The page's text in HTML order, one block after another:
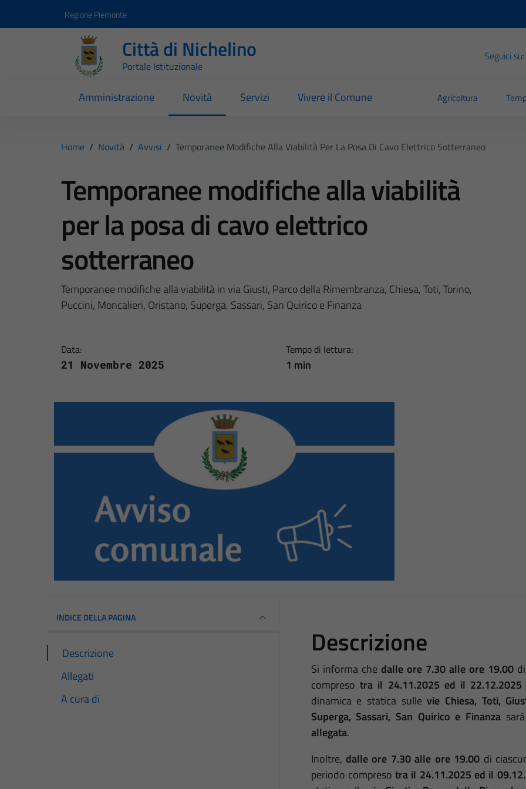
Regione Piemonte
Città di Nichelino
Portale Istituzionale
Seguici su:
Amministrazione Novità Servizi Vivere il Comune Agricoltura
Home / Novità / Avvisi / Temporanee Modifiche Alla Viabilità Per La Posa Di Cavo Elettrico Sotterraneo
Temporanee modifiche alla viabilità
per la posa di cavo elettrico
sotterraneo
Temporanee modifiche alla viabilità in via Giusti, Parco della Rimembranza, Chiesa, Toti, Torino,
Puccini, Moncalieri, Oristano, Superga, Sassari, San Quirico e Finanza
Data:
21 Novembre 2025
Tempo di lettura:
1 min
INDICE DELLA PAGINA
Descrizione
Allegati
A cura di
Descrizione
Si informa che dalle ore 7.30 alle ore 19.00
compreso tra il 24.11.2025 ed il
dinamica e statica sulle vie Chiesa, Toti,
Superga, Sassari, San Quirico e Finanza
allegata.
Inoltre, dalle ore 7.30 alle ore 19.00 di
periodo compresotra il 24.11.2025 ed il